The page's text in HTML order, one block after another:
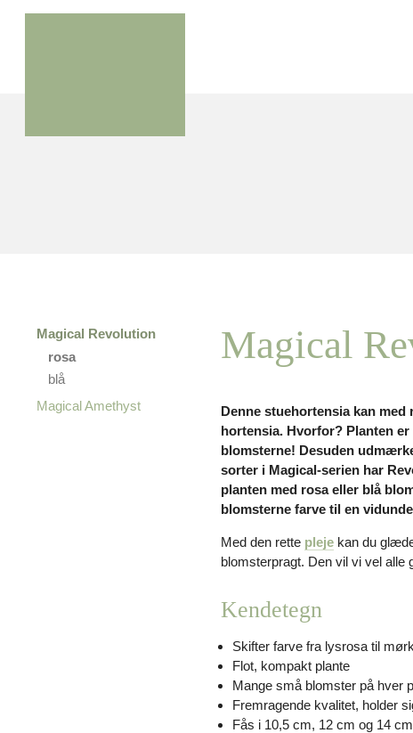
Magical Revolution
rosa
blå
Magical Amethyst
Magical
Denne stuehortensia kan
hortensia. Hvorfor? Planten
blomsterne! Desuden
sorter i Magical-serien har
planten med rosa eller blå
blomsterne farve til en
Med den rette plejekan du
blomsterpragt. Den vil vi vel alle
Kendetegn
Skifter farve fra lysrosa til
Flot, kompakt plante
Mange små blomster på hver
Fremragende kvalitet, holder
Fås i 10,5 cm, 12 cm og 14